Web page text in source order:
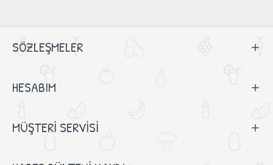
SÖZLEŞMELER
HESABIM
MÜŞTERI SERVISI